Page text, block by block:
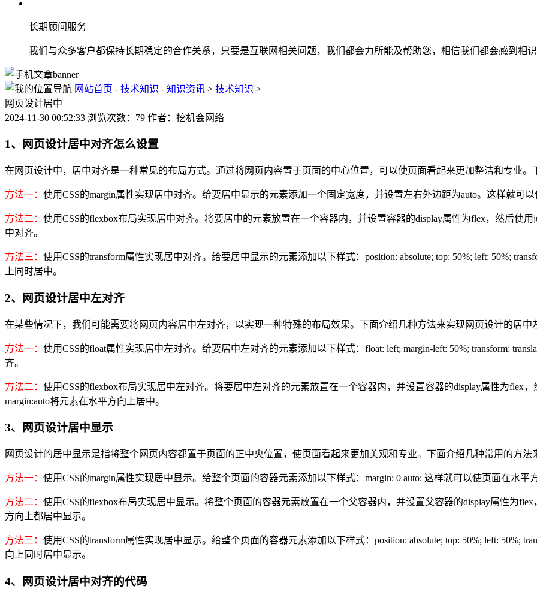
长期顾问服务
我们与众多客户都保持长期稳定的合作关系，只要是互联网相关问题，我们都会力所能及帮助您，相信我们都会感到相
网站首页 - 技术知识 - 知识资讯 > 技术知识 >
网页设计居中
2024-11-30 00:52:33 浏览次数：79 作者：挖机会网络
1、网页设计居中对齐怎么设置
在网页设计中，居中对齐是一种常见的布局方式。通过将网页内容置于页面的中心位置，可以使页面看起来更加整洁和专业
方法一： 使用CSS的margin属性实现居中对齐。给要居中显示的元素添加一个固定宽度，并设置左右外边距为auto。这样就可
方法二： 使用CSS的flexbox布局实现居中对齐。将要居中的元素放置在一个容器内，并设置容器的display属性为flex，然后使
中对齐。
方法三： 使用CSS的transform属性实现居中对齐。给要居中显示的元素添加以下样式：position: absolute; top: 50%; left: 50%;
上同时居中。
2、网页设计居中左对齐
在某些情况下，我们可能需要将网页内容居中左对齐，以实现一种特殊的布局效果。下面介绍几种方法来实现网页设计的居中
方法一： 使用CSS的float属性实现居中左对齐。给要居中左对齐的元素添加以下样式：float: left; margin-left: 50%; transform:
齐。
方法二： 使用CSS的flexbox布局实现居中左对齐。将要居中左对齐的元素放置在一个容器内，并设置容器的display属性为flex
margin:auto将元素在水平方向上居中。
3、网页设计居中显示
网页设计的居中显示是指将整个网页内容都置于页面的正中央位置，使页面看起来更加美观和专业。下面介绍几种常用的方
方法一： 使用CSS的margin属性实现居中显示。给整个页面的容器元素添加以下样式：margin: 0 auto; 这样就可以使页面在水平
方法二： 使用CSS的flexbox布局实现居中显示。将整个页面的容器元素放置在一个父容器内，并设置父容器的display属性为
方向上都居中显示。
方法三： 使用CSS的transform属性实现居中显示。给整个页面的容器元素添加以下样式：position: absolute; top: 50%; left: 50%;
向上同时居中显示。
4、网页设计居中对齐的代码